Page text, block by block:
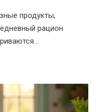
продукты,
рацион
листовые овощи.
максимальной
веществах,